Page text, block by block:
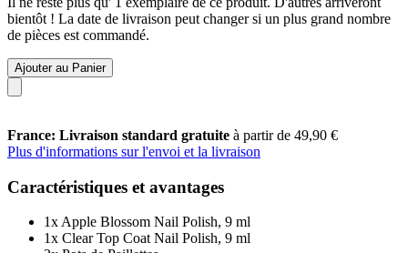
bientôt ! La date de livraison peut changer si un plus grand nombre
de pièces est commandé.
Ajouter au Panier
France: Livraison standard gratuite à partir de 49,90 €
Plus d'informations sur l'envoi et la livraison
Caractéristiques et avantages
1x Apple Blossom Nail Polish, 9 ml
1x Clear Top Coat Nail Polish, 9 ml